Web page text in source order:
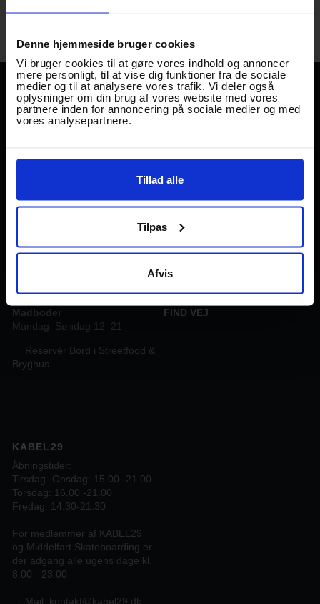
Denne hjemmeside bruger cookies
Vi bruger cookies til at gøre vores indhold og annoncer
mere personligt, til at vise dig funktioner fra de sociale
medier og til at analysere vores trafik. Vi deler også
oplysninger om din brug af vores website med vores
partnere inden for annoncering på sociale medier og med
vores analysepartnere.
Tillad alle
Tilpas
Afvis
STREET FOOD
FIND VEJ
TRAADEN
Gl Banegårdsvej 29
DK-5500 Middelfart.
STREETFOOD
Mandag –Torsdag 12–22
Madboder
Mandag–Søndag 12–21
→ Reservér Bord i Streetfood &
Bryghus.
KABEL29
Åbningstider:
Tirsdag- Onsdag: 15.00 -21.00
Torsdag: 16.00 -21.00
Fredag: 14.30-21.30
For medlemmer af KABEL29
og Middelfart Skateboarding er
der adgang alle ugens dage kl.
8.00 - 23.00
→ Mail: kontakt@kabel29.dk